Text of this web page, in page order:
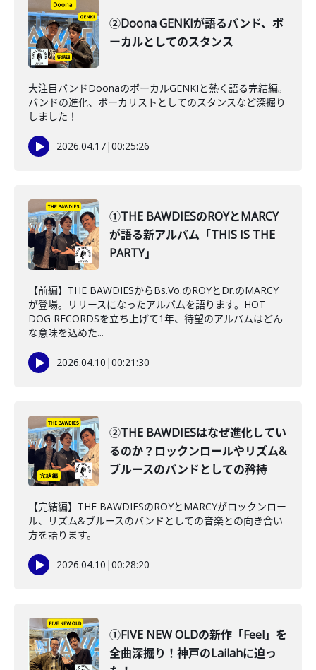
②Doona GENKIが語るバンド、ボ
ーカルとしてのスタンス
大注目バンドDoonaのボーカルGENKIと熱く語る完結編。
バンドの進化、ボーカリストとしてのスタンスなど深掘り
しました！
2026.04.17|00:25:26
①THE BAWDIESのROYとMARCY
が語る新アルバム「THIS IS THE
PARTY」
【前編】THE BAWDIESからBs.Vo.のROYとDr.のMARCY
が登場。リリースになったアルバムを語ります。HOT
DOG RECORDSを立ち上げて1年、待望のアルバムはどん
な意味を込めた...
2026.04.10 |00:21:30
②THE BAWDIESはなぜ進化してい
るのか？ロックンロールやリズム&
ブルースのバンドとしての矜持
【完結編】THE BAWDIESのROYとMARCYがロックンロー
ル、リズム&ブルースのバンドとしての音楽との向き合い
方を語ります。
2026.04.10 |00:28:20
①FIVE NEW OLDの新作「Feel」を
全曲深掘り！神戸のLailahに迫っ